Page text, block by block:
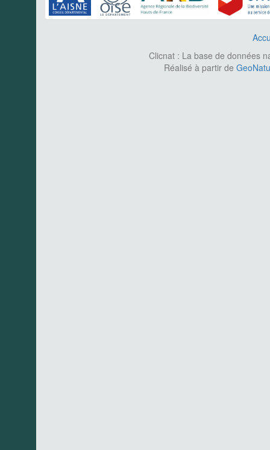
Clicnat : La base de données
Réalisé à partir de